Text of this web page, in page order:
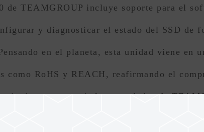
de TEAMGROUP incluye soporte para el
y diagnosticar el estado del SSD de
en el planeta, esta unidad viene en
como RoHS y REACH, reafirmando el
invitamos a seguir las novedades de
modelos PCIe Gen4, con la meta de